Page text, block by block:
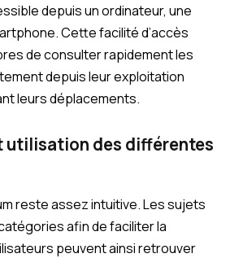
depuis un ordinateur, une
Cette facilité d’accès
de consulter rapidement les
depuis leur exploitation
leurs déplacements.
utilisation des différentes
reste assez intuitive. Les sujets
afin de faciliter la
peuvent ainsi retrouver